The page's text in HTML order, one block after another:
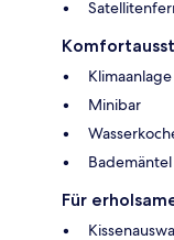
Klimaanlage
Minibar
Für